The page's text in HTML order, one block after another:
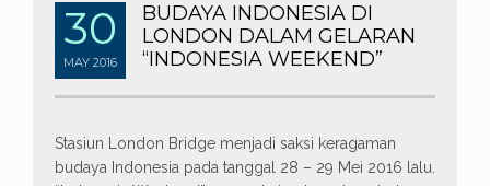
30
MAY 2016
BUDAYA INDONESIA DI
LONDON DALAM GELARAN
“INDONESIA WEEKEND”
Stasiun London Bridge menjadi saksi keragaman
budaya Indonesia pada tanggal 28 – 29 Mei 2016 lalu.